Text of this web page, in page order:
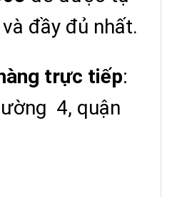
đầy đủ nhất.
trực tiếp:
4, quận